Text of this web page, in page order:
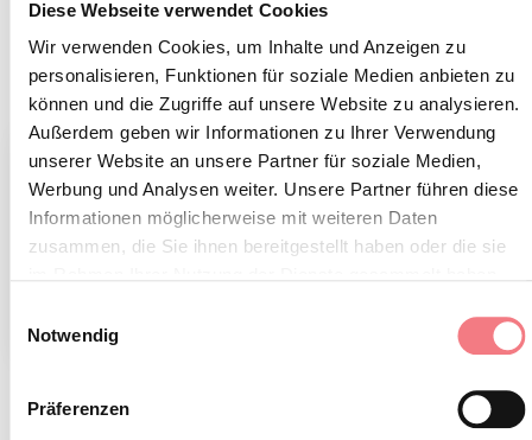
Diese Webseite verwendet Cookies
Wir verwenden Cookies, um Inhalte und Anzeigen zu
personalisieren, Funktionen für soziale Medien anbieten zu
können und die Zugriffe auf unsere Website zu analysieren.
Außerdem geben wir Informationen zu Ihrer Verwendung
unserer Website an unsere Partner für soziale Medien,
Werbung und Analysen weiter. Unsere Partner führen diese
Informationen möglicherweise mit weiteren Daten
zusammen, die Sie ihnen bereitgestellt haben oder die sie
Notwendig
Präferenzen
9. August 2026
Anzeigen
9. August 2026
Anzeigen
9. August 2026